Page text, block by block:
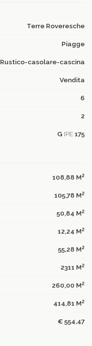
Terre Roveresche
Piagge
Rustico-casolare-cascina
Vendita
6
2
G IPE175
108,88 M2
105,78 M2
50,84 M2
12,24 M2
55,28 M2
2311 M2
260,00 M2
414,81 M2
€ 554,47